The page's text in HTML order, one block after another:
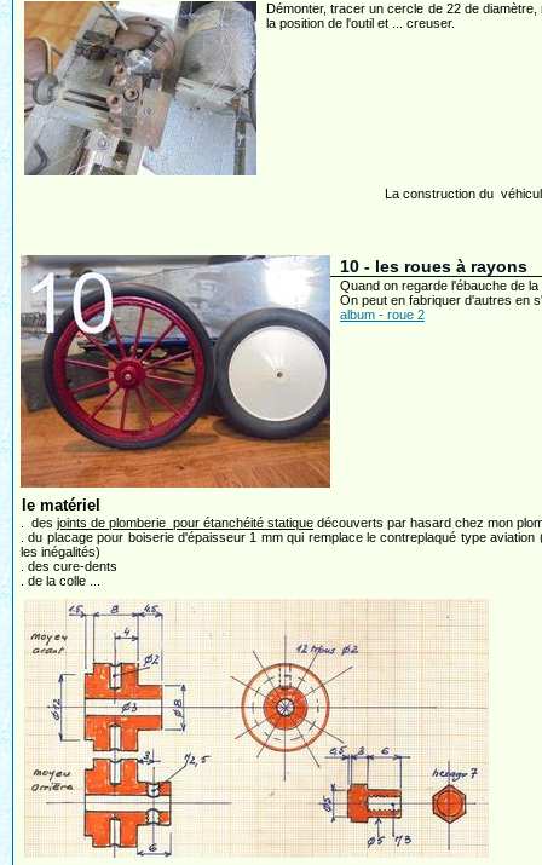
Démonter, tracer un cercle de 22 de diamètre,
la position de l'outil et ... creuser.
La construction du
10 - les roues à rayons
Quand on regarde l'ébauche de
On peut en fabriquer d'autres en
album - roue 2
le matériel
. des joints de plomberie pour étanchéité statique découverts par hasard chez mon
. du placage pour boiserie d'épaisseur 1 mm qui remplace le contreplaqué type
les inégalités)
. des cure-dents
. de la colle ...